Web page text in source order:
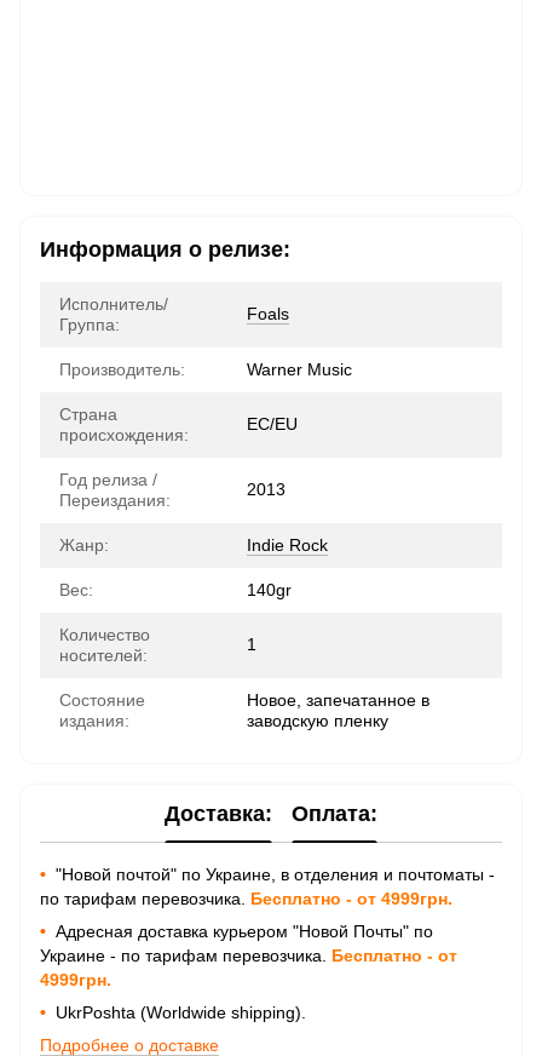
Информация о релизе:
Исполнитель/
Группа:
Foals
Производитель: Warner Music
Страна
происхождения:
ЕС/EU
Год релиза /
Переиздания:
2013
Жанр: Indie Rock
Вес: 140gr
Количество
носителей:
1
Состояние
издания:
Новое, запечатанное в
заводскую пленку
Доставка: Оплата:
• "Новой почтой" по Украине, в отделения и почтоматы -
по тарифам перевозчика. Бесплатно - от 4999грн.
• Адресная доставка курьером "Новой Почты" по
Украине - по тарифам перевозчика. Бесплатно - от
4999грн.
• UkrPoshta (Worldwide shipping).
Подробнее о доставке